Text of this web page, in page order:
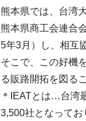
熊本県では、台湾
熊本県商工会連合
5年3月）し、相互
そこで、この好機
る販路開拓を図る
＊
IEATとは…台湾
3,500社となってお